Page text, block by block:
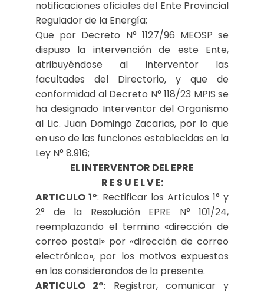
notificaciones oficiales del Ente Provincial
Regulador de la Energía;
Que por Decreto N° 1127/96 MEOSP se
dispuso la intervención de este Ente,
atribuyéndose al Interventor las
facultades del Directorio, y que de
conformidad al Decreto N° 118/23 MPIS se
ha designado Interventor del Organismo
al Lic. Juan Domingo Zacarias, por lo que
en uso de las funciones establecidas en la
Ley N° 8.916;
EL INTERVENTOR DEL EPRE
R E S U E L V E:
ARTICULO 1°: Rectificar los Artículos 1° y
2° de la Resolución EPRE N° 101/24,
reemplazando el termino «dirección de
correo postal» por «dirección de correo
electrónico», por los motivos expuestos
en los considerandos de la presente.
ARTICULO 2°: Registrar, comunicar y